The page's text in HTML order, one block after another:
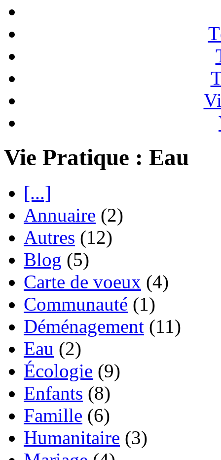
Vie Pratique : Eau
[...]
Annuaire (2)
Autres (12)
Blog (5)
Carte de voeux (4)
Communauté (1)
Déménagement (11)
Eau (2)
Écologie (9)
Enfants (8)
Famille (6)
Humanitaire (3)